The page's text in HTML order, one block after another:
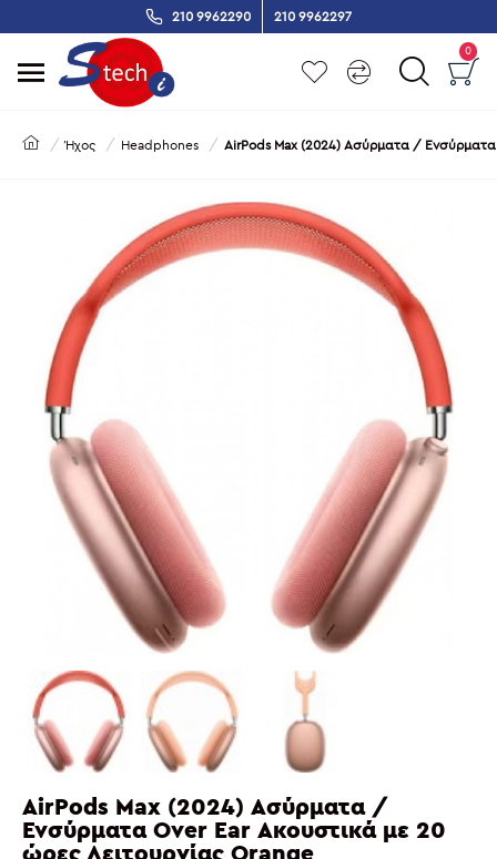
210 9962290 210 9962297
0
Ήχος Headphones AirPods Max (2024) Ασύρματα / Ενσύρματα
AirPods Max (2024) Ασύρματα /
Ενσύρματα Over Ear Ακουστικά με 20
ώρες Λειτουργίας Orange